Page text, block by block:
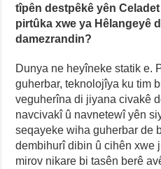
tîpên destpêkê yên
pirtûka xwe ya Hêlangeyê
damezrandin?
Dunya ne heyîneke statik e.
guherbar, teknolojîya ku tim
veguherîna di jiyana civakê
navcivakî û navnetewî yên
seqayeke wiha guherbar de
dembihurî dibin û cihên xwe
mirov nikare bi tasên berê